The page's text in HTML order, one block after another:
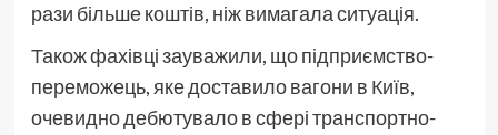
рази більше коштів, ніж вимагала ситуація.
Також фахівці зауважили, що підприємство-
переможець, яке доставило вагони в Київ,
очевидно дебютувало в сфері транспортно-